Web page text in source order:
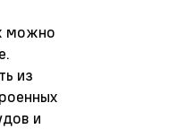
можно
из
и